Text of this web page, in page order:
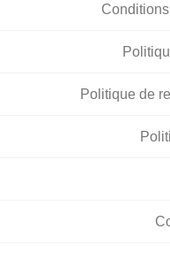
Politique de